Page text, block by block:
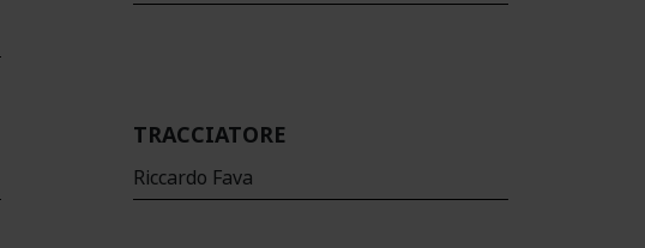
TRACCIATORE
Riccardo Fava